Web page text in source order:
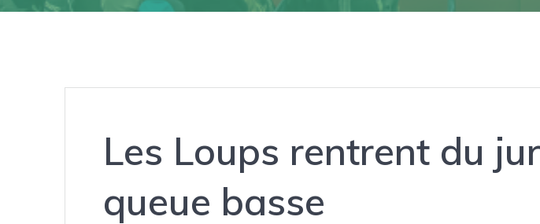
Les Loups rentrent du
queue basse